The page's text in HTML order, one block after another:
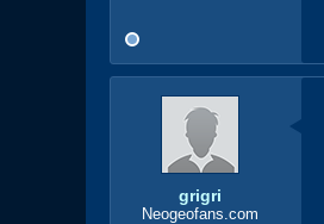
grigri
Neogeofans.com